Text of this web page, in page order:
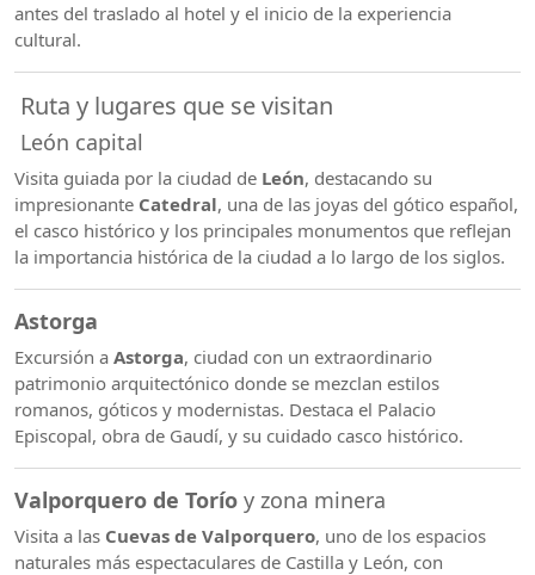
antes del traslado al hotel y el inicio de la experiencia
cultural.
Ruta y lugares que se visitan
León capital
Visita guiada por la ciudad de León, destacando su
impresionante Catedral, una de las joyas del gótico español,
el casco histórico y los principales monumentos que reflejan
la importancia histórica de la ciudad a lo largo de los siglos.
Astorga
Excursión a Astorga, ciudad con un extraordinario
patrimonio arquitectónico donde se mezclan estilos
romanos, góticos y modernistas. Destaca el Palacio
Episcopal, obra de Gaudí, y su cuidado casco histórico.
Valporquero de Torío y zona minera
Visita a las Cuevas de Valporquero, uno de los espacios
naturales más espectaculares de Castilla y León, con